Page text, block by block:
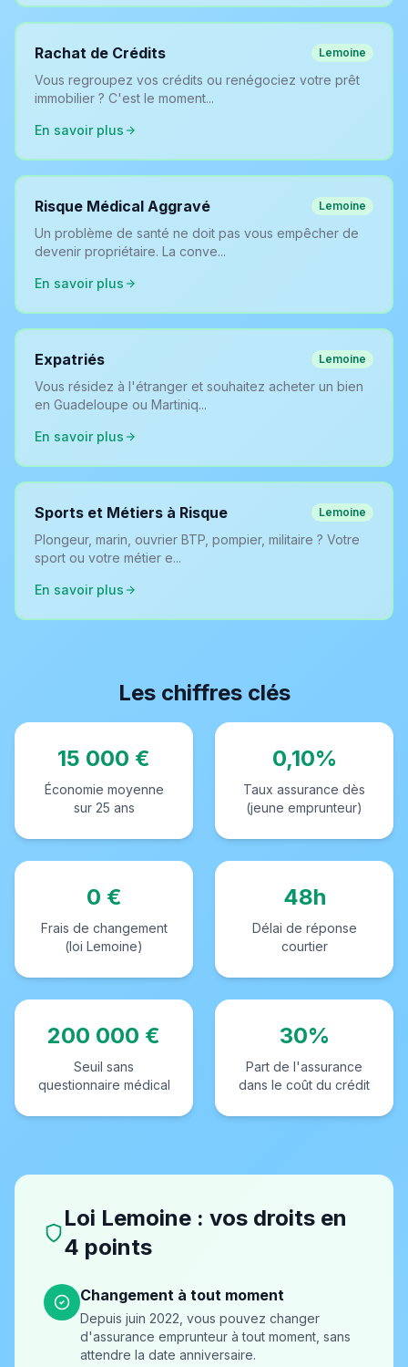
Rachat de Crédits Lemoine
Vous regroupez vos crédits ou renégociez votre prêt
immobilier ? C'est le moment...
En savoir plus
Risque Médical Aggravé Lemoine
Un problème de santé ne doit pas vous empêcher de
devenir propriétaire. La conve...
En savoir plus
Expatriés Lemoine
Vous résidez à l'étranger et souhaitez acheter un bien
en Guadeloupe ou Martiniq...
En savoir plus
Sports et Métiers à Risque Lemoine
Plongeur, marin, ouvrier BTP, pompier, militaire ? Votre
sport ou votre métier e...
En savoir plus
Les chiffres clés
15 000 €
Économie moyenne
sur 25 ans
0,10%
Taux assurance dès
(jeune emprunteur)
0 €
Frais de changement
(loi Lemoine)
48h
Délai de réponse
courtier
200 000 €
Seuil sans
questionnaire médical
30%
Part de l'assurance
dans le coût du crédit
Loi Lemoine : vos droits en
4 points
Changement à tout moment
Depuis juin 2022, vous pouvez changer
d'assurance emprunteur à tout moment, sans
attendre la date anniversaire.